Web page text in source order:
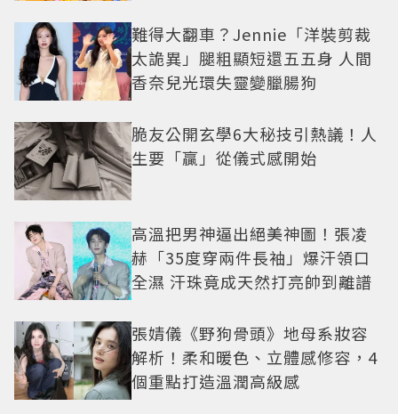
難得大翻車？Jennie「洋裝剪裁
太詭異」腿粗顯短還五五身 人間
香奈兒光環失靈變臘腸狗
脆友公開玄學6大秘技引熱議！人
生要「贏」從儀式感開始
高溫把男神逼出絕美神圖！張凌
赫「35度穿兩件長袖」爆汗領口
全濕 汗珠竟成天然打亮帥到離譜
張婧儀《野狗骨頭》地母系妝容
解析！柔和暖色、立體感修容，4
個重點打造溫潤高級感